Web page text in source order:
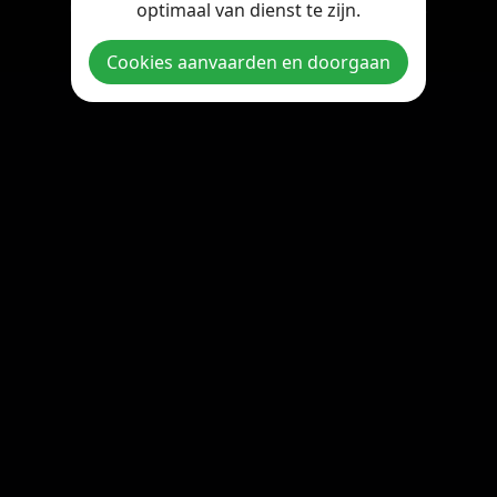
Copyright © 2026 StreamOnline.be. All rights reserved.
optimaal van dienst te zijn.
Cookies aanvaarden en doorgaan